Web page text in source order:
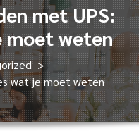
met UPS:
moet weten
>
wat je moet weten